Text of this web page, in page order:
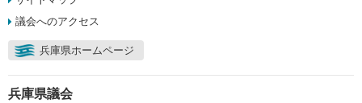
議会へのアクセス
兵庫県ホームページ
兵庫県議会